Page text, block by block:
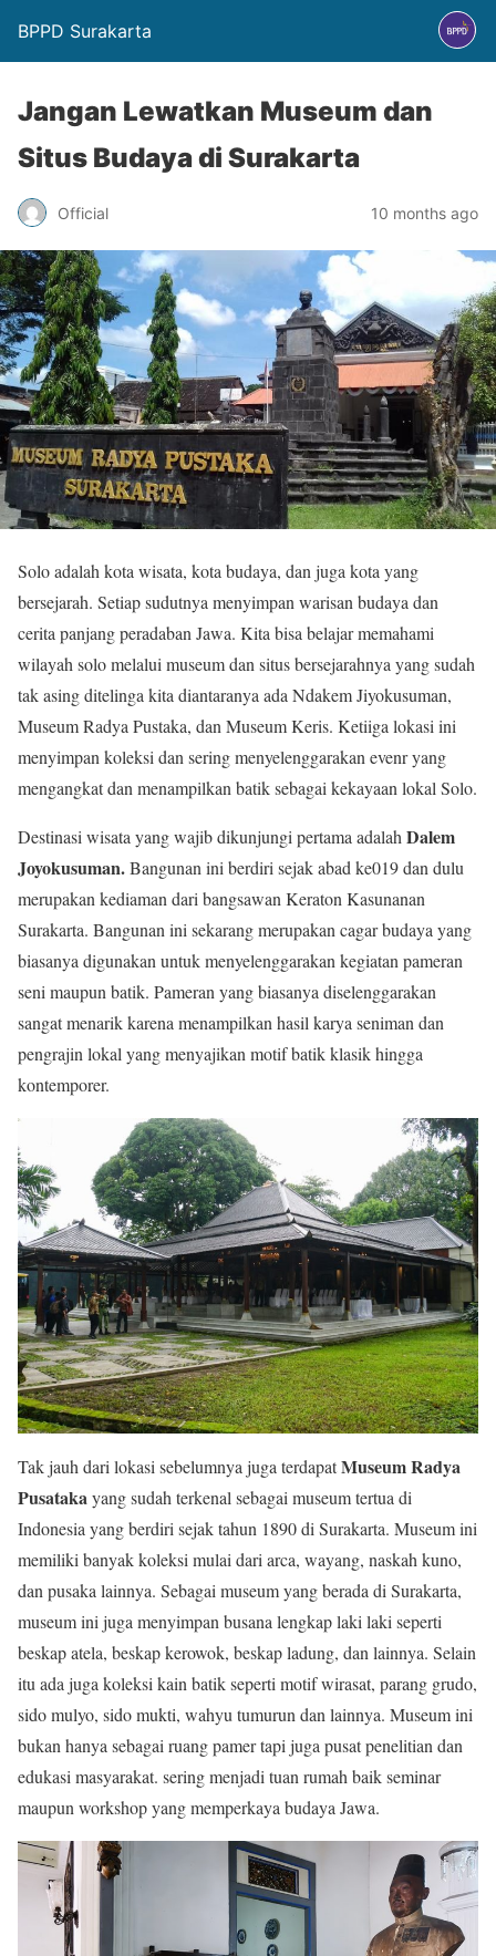
BPPD Surakarta
Jangan Lewatkan Museum dan
Situs Budaya di Surakarta
Official 10 months ago
Solo adalah kota wisata, kota budaya, dan juga kota yang
bersejarah. Setiap sudutnya menyimpan warisan budaya dan
cerita panjang peradaban Jawa. Kita bisa belajar memahami
wilayah solo melalui museum dan situs bersejarahnya yang sudah
tak asing ditelinga kita diantaranya ada Ndakem Jiyokusuman,
Museum Radya Pustaka, dan Museum Keris. Ketiiga lokasi ini
menyimpan koleksi dan sering menyelenggarakan evenr yang
mengangkat dan menampilkan batik sebagai kekayaan lokal Solo.
Destinasi wisata yang wajib dikunjungi pertama adalah Dalem
Joyokusuman.Bangunan ini berdiri sejak abad ke019 dan dulu
merupakan kediaman dari bangsawan Keraton Kasunanan
Surakarta. Bangunan ini sekarang merupakan cagar budaya yang
biasanya digunakan untuk menyelenggarakan kegiatan pameran
seni maupun batik. Pameran yang biasanya diselenggarakan
sangat menarik karena menampilkan hasil karya seniman dan
pengrajin lokal yang menyajikan motif batik klasik hingga
kontemporer.
Tak jauh dari lokasi sebelumnya juga terdapatMuseum Radya
Pusatakayang sudah terkenal sebagai museum tertua di
Indonesia yang berdiri sejak tahun 1890 di Surakarta. Museum ini
memiliki banyak koleksi mulai dari arca, wayang, naskah kuno,
dan pusaka lainnya. Sebagai museum yang berada di Surakarta,
museum ini juga menyimpan busana lengkap laki laki seperti
beskap atela, beskap kerowok, beskap ladung, dan lainnya. Selain
itu ada juga koleksi kain batik seperti motif wirasat, parang grudo,
sido mulyo, sido mukti, wahyu tumurun dan lainnya. Museum ini
bukan hanya sebagai ruang pamer tapi juga pusat penelitian dan
edukasi masyarakat. sering menjadi tuan rumah baik seminar
maupun workshop yang memperkaya budaya Jawa.